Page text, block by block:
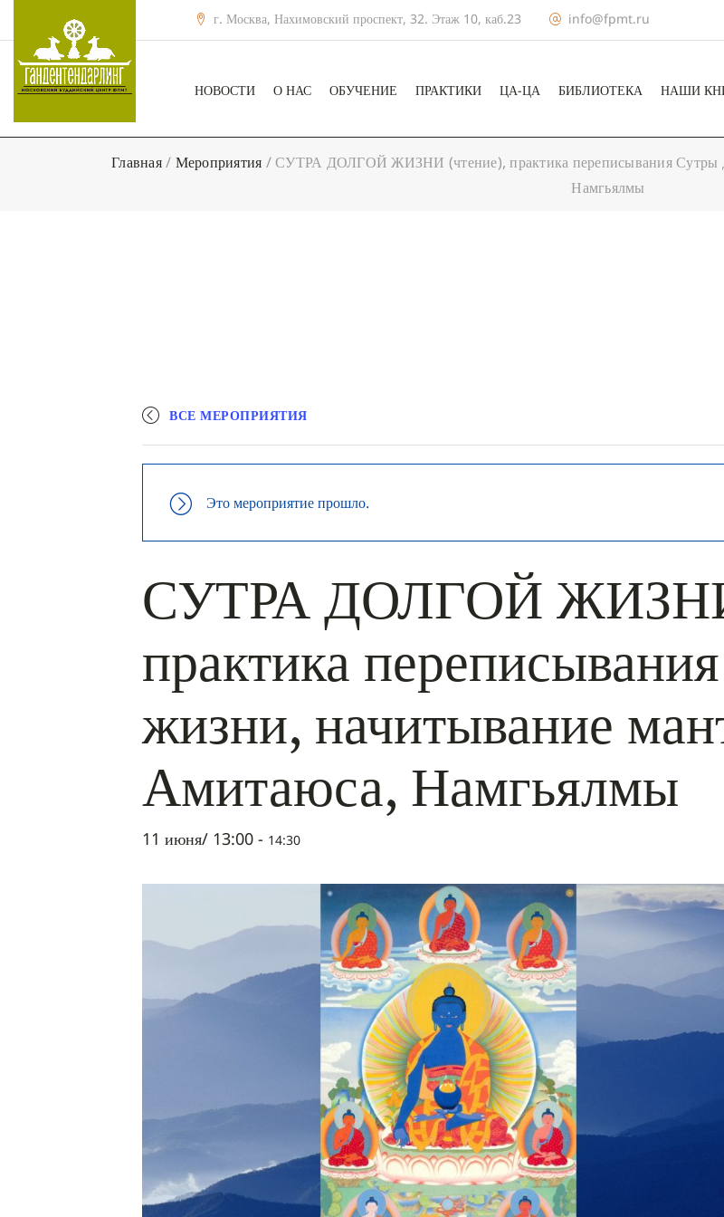
г. Москва, Нахимовский проспект, 32. Этаж 10, каб.23 info@fpmt.ru
НОВОСТИ О НАС ОБУЧЕНИЕ ПРАКТИКИ ЦА-ЦА БИБЛИОТЕКА НАШИ
Главная/ Мероприятия /СУТРА ДОЛГОЙ ЖИЗНИ (чтение), практика переписывания Сутры
Намгьялмы
ВСЕ МЕРОПРИЯТИЯ
Это мероприятие прошло.
СУТРА ДОЛГОЙ ЖИЗНИ
практика
жизни, начитывание
Амитаюса, Намгьялмы
11 июня/ 13:00 - 14:30